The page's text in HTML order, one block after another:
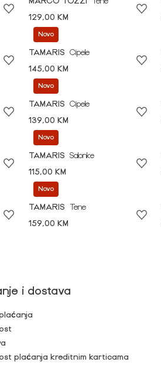
129,00 KM
Novo
TAMARIS
Cipele
145,00 KM
Novo
TAMARIS
Cipele
139,00 KM
Novo
TAMARIS
Salonke
115,00 KM
Novo
TAMARIS
Tene
159,00 KM
i dostava
plaćanja kreditnim karticama